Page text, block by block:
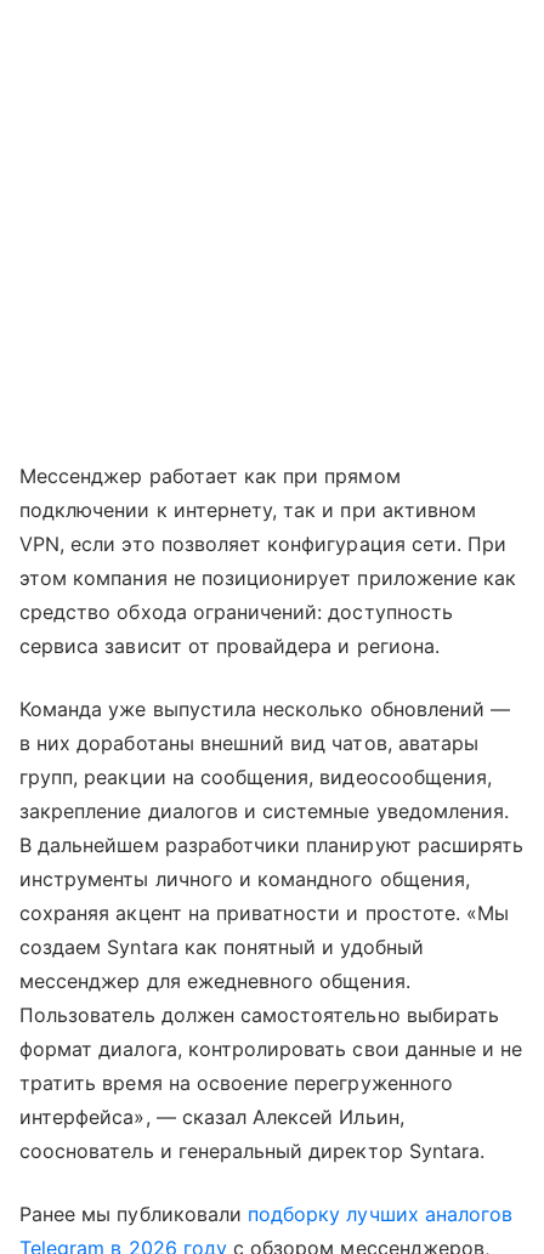
Мессенджер работает как при прямом
подключении к интернету, так и при активном
VPN, если это позволяет конфигурация сети. При
этом компания не позиционирует приложение как
средство обхода ограничений: доступность
сервиса зависит от провайдера и региона.
Команда уже выпустила несколько обновлений —
в них доработаны внешний вид чатов, аватары
групп, реакции на сообщения, видеосообщения,
закрепление диалогов и системные уведомления.
В дальнейшем разработчики планируют расширять
инструменты личного и командного общения,
сохраняя акцент на приватности и простоте. «Мы
создаем Syntara как понятный и удобный
мессенджер для ежедневного общения.
Пользователь должен самостоятельно выбирать
формат диалога, контролировать свои данные и не
тратить время на освоение перегруженного
интерфейса», — сказал Алексей Ильин,
сооснователь и генеральный директор Syntara.
Ранее мы публиковали подборку лучших аналогов
Telegram в 2026 годус обзором мессенджеров,